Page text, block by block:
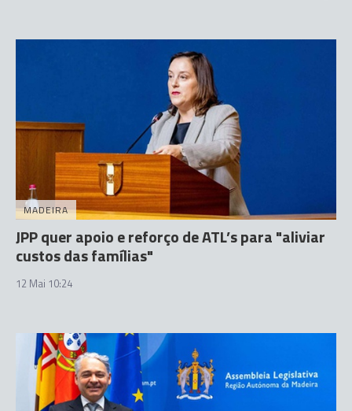
MADEIRA
JPP quer apoio e reforço de ATL’s para "aliviar
custos das famílias"
12 Mai 10:24